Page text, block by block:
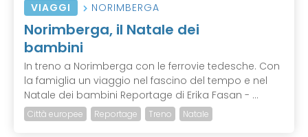
VIAGGI NORIMBERGA
Norimberga, il Natale dei
bambini
In treno a Norimberga con le ferrovie tedesche. Con
la famiglia un viaggio nel fascino del tempo e nel
Natale dei bambini Reportage di Erika Fasan - ...
Città europee Reportage Treno Natale